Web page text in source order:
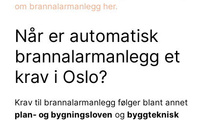
om brannalarmanlegg her.
Når er automatisk
brannalarmanlegg et
krav i Oslo?
Krav til brannalarmanlegg følger blant annet
plan- og bygningsloven og byggteknisk